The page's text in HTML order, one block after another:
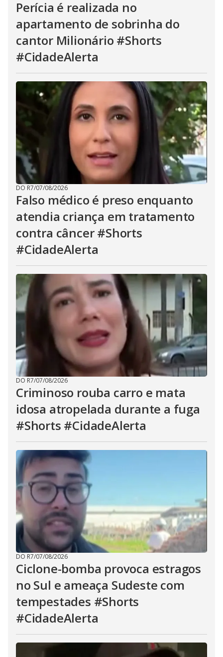
Perícia é realizada no
apartamento de sobrinha do
cantor Milionário #Shorts
#CidadeAlerta
DO R7/07/08/2026
Falso médico é preso enquanto
atendia criança em tratamento
contra câncer #Shorts
#CidadeAlerta
DO R7/07/08/2026
Criminoso rouba carro e mata
idosa atropelada durante a fuga
#Shorts #CidadeAlerta
DO R7/07/08/2026
Ciclone-bomba provoca estragos
no Sul e ameaça Sudeste com
tempestades #Shorts
#CidadeAlerta